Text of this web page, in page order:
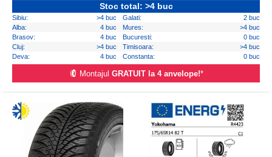
Stoc total: >4 buc
Sibiu: >4 buc Galati:
2 buc
Alba:
4 buc Mures:
>4 buc
Brasov:
4 buc Bucuresti:
0 buc
Cluj:
>4 buc Timisoara:
>4 buc
Deva:
4 buc Constanta: 0 buc
Montajul GRATUIT la 4 anvelope!*